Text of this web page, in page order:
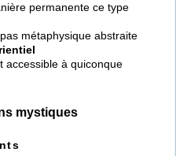
permanente ce type
métaphysique abstraite
accessible à quiconque
mystiques